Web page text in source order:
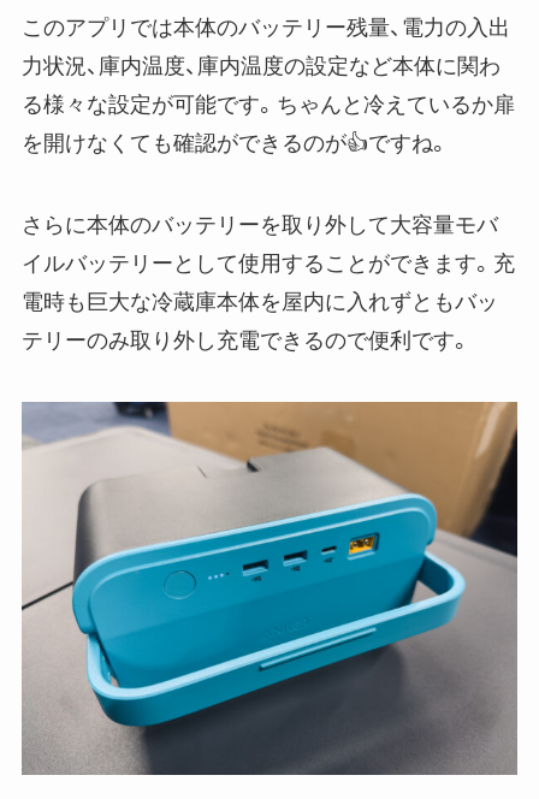
このアプリでは本体のバッテリー残量、電力の入出
力状況、庫内温度、庫内温度の設定など本体に関わ
る様々な設定が可能です。ちゃんと冷えているか扉
を開けなくても確認ができるのが👍ですね。
さらに本体のバッテリーを取り外して大容量モバ
イルバッテリーとして使用することができます。充
電時も巨大な冷蔵庫本体を屋内に入れずともバッ
テリーのみ取り外し充電できるので便利です。